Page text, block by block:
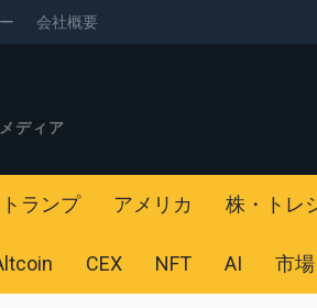
会社概要
ディア
トランプ アメリカ 株・トレ
CEX NFT AI 市